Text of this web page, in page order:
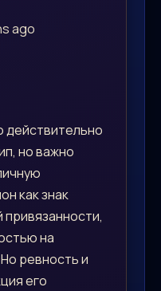
ago
действительно
но важно
как знак
привязанности,
на
ревность и
его